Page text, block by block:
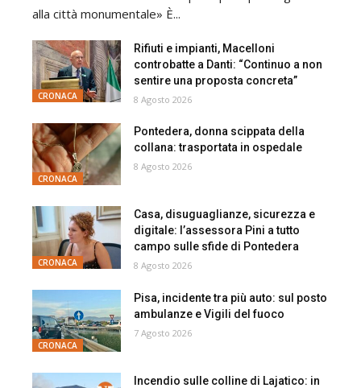
alla città monumentale» È...
CRONACA
Rifiuti e impianti, Macelloni
controbatte a Danti: “Continuo a non
sentire una proposta concreta”
8 Agosto 2026
CRONACA
Pontedera, donna scippata della
collana: trasportata in ospedale
8 Agosto 2026
CRONACA
Casa, disuguaglianze, sicurezza e
digitale: l’assessora Pini a tutto
campo sulle sfide di Pontedera
8 Agosto 2026
CRONACA
Pisa, incidente tra più auto: sul posto
ambulanze e Vigili del fuoco
7 Agosto 2026
Incendio sulle colline di Lajatico: in